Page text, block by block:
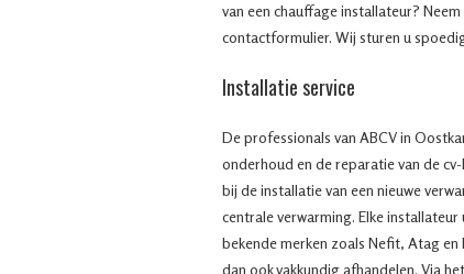
van een chauffage installateur?
contactformulier. Wij sturen u
Installatie service
De professionals van ABCV in
onderhoud en de reparatie van de
bij de installatie van een nieuwe
centrale verwarming. Elke
bekende merken zoals Nefit, Atag en
dan ook vakkundig afhandelen. Via